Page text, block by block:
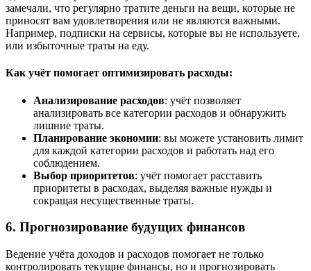
замечали, что регулярно тратите деньги на вещи, которые не
приносят вам удовлетворения или не являются важными.
Например, подписки на сервисы, которые вы не используете,
или избыточные траты на еду.
Как учёт помогает оптимизировать расходы:
Анализирование расходов: учёт позволяет
анализировать все категории расходов и обнаружить
лишние траты.
Планирование экономии: вы можете установить лимит
для каждой категории расходов и работать над его
соблюдением.
Выбор приоритетов: учёт помогает расставить
приоритеты в расходах, выделяя важные нужды и
сокращая несущественные траты.
6. Прогнозирование будущих финансов
Ведение учёта доходов и расходов помогает не только
контролировать текущие финансы, но и прогнозировать